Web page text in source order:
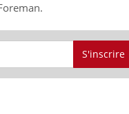
S'inscrire